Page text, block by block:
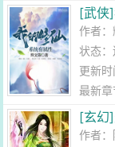
[武侠
作者：
状态
更新
最新
[玄幻
作者：